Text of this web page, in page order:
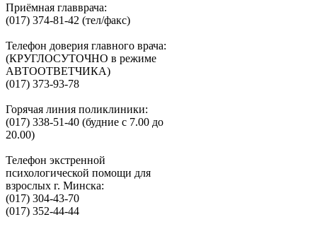
Приёмная главврача:
(017) 374-81-42 (тел/факс)
Телефон доверия главного врача:
(КРУГЛОСУТОЧНО в режиме
АВТООТВЕТЧИКА)
(017) 373-93-78
Горячая линия поликлиники:
(017) 338-51-40 (будние с 7.00 до
20.00)
Телефон экстренной
психологической помощи для
взрослых г. Минска:
(017) 304-43-70
(017) 352-44-44